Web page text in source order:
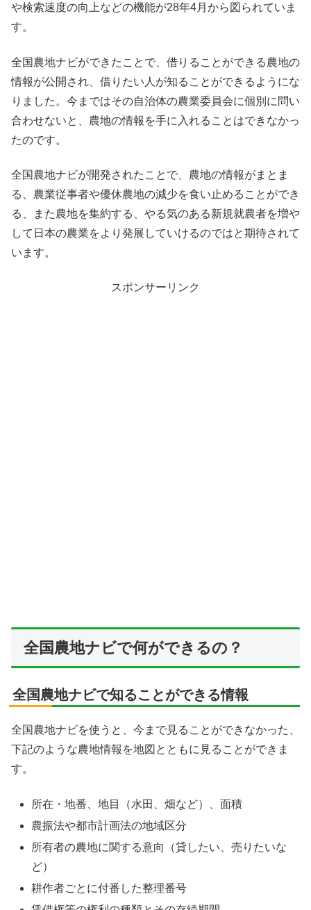
や検索速度の向上などの機能が28年4月から図られていま
す。
全国農地ナビができたことで、借りることができる農地の
情報が公開され、借りたい人が知ることができるようにな
りました。今まではその自治体の農業委員会に個別に問い
合わせないと、農地の情報を手に入れることはできなかっ
たのです。
全国農地ナビが開発されたことで、農地の情報がまとま
る、農業従事者や優休農地の減少を食い止めることができ
る、また農地を集約する、やる気のある新規就農者を増や
して日本の農業をより発展していけるのではと期待されて
います。
スポンサーリンク
全国農地ナビで何ができるの？
全国農地ナビで知ることができる情報
全国農地ナビを使うと、今まで見ることができなかった、
下記のような農地情報を地図とともに見ることができま
す。
所在・地番、地目（水田、畑など）、面積
農振法や都市計画法の地域区分
所有者の農地に関する意向（貸したい、売りたいな
ど）
耕作者ごとに付番した整理番号